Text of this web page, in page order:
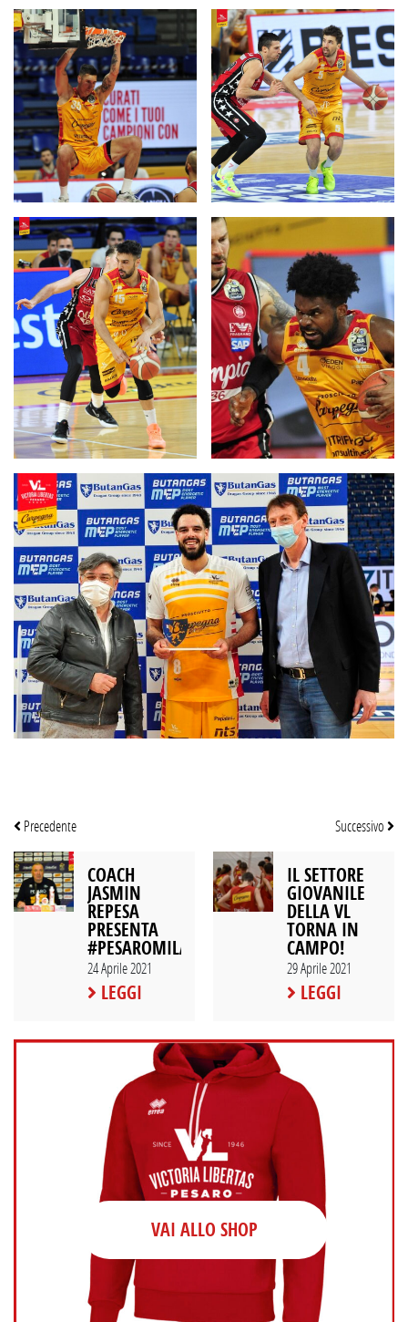
Precedente
COACH
JASMIN
REPESA
PRESENTA
#PESAROMILANO
24 Aprile 2021
LEGGI
Successivo
IL SETTORE
GIOVANILE
DELLA VL
TORNA IN
CAMPO!
29 Aprile 2021
LEGGI
VAI ALLO SHOP